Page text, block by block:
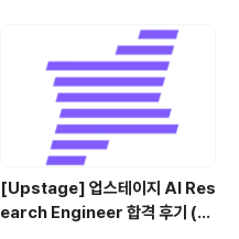
[Upstage] 업스테이지 AI Res
earch Engineer 합격 후기 (정